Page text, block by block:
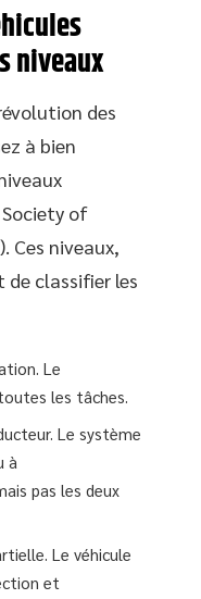
niveaux
des
à bien
of
Ces niveaux,
classifier les
Le
les tâches.
Le système
à
pas les deux
Le véhicule
et